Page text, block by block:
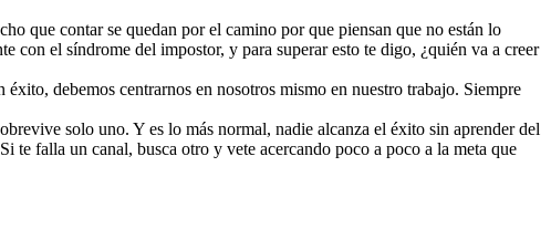
que contar se quedan por el camino por que piensan que no están lo
con el síndrome del impostor, y para superar esto te digo, ¿quién va a creer
debemos centrarnos en nosotros mismo en nuestro trabajo. Siempre
solo uno. Y es lo más normal, nadie alcanza el éxito sin aprender del
te falla un canal, busca otro y vete acercando poco a poco a la meta que